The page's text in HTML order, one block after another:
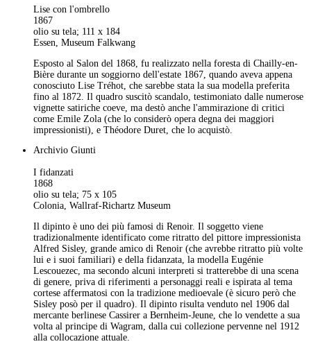
Lise con l'ombrello
1867
olio su tela; 111 x 184
Essen, Museum Falkwang
Esposto al Salon del 1868, fu realizzato nella foresta di Chailly-en-
Bière durante un soggiorno dell'estate 1867, quando aveva appena
conosciuto Lise Tréhot, che sarebbe stata la sua modella preferita
fino al 1872. Il quadro suscitò scandalo, testimoniato dalle numerose
vignette satiriche coeve, ma destò anche l'ammirazione di critici
come Emile Zola (che lo considerò opera degna dei maggiori
impressionisti), e Théodore Duret, che lo acquistò.
Archivio Giunti
I fidanzati
1868
olio su tela; 75 x 105
Colonia, Wallraf-Richartz Museum
Il dipinto è uno dei più famosi di Renoir. Il soggetto viene
tradizionalmente identificato come ritratto del pittore impressionista
Alfred Sisley, grande amico di Renoir (che avrebbe ritratto più volte
lui e i suoi familiari) e della fidanzata, la modella Eugénie
Lescouezec, ma secondo alcuni interpreti si tratterebbe di una scena
di genere, priva di riferimenti a personaggi reali e ispirata al tema
cortese affermatosi con la tradizione medioevale (è sicuro però che
Sisley posò per il quadro). Il dipinto risulta venduto nel 1906 dal
mercante berlinese Cassirer a Bernheim-Jeune, che lo vendette a sua
volta al principe di Wagram, dalla cui collezione pervenne nel 1912
alla collocazione attuale.